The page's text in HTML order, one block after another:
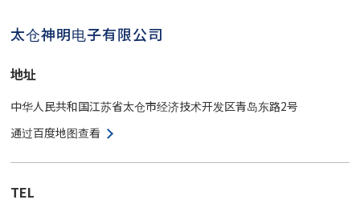
太仓神明电子有限公司
地址
中华人民共和国江苏省太仓市经济技术开发区青岛东路2号
通过百度地图查看
TEL